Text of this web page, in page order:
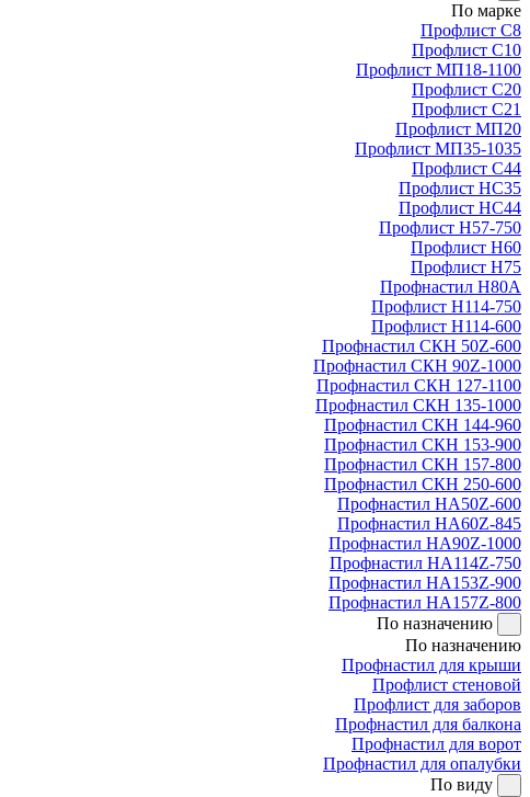
По марке
Профлист С8
Профлист С10
Профлист МП18-1100
Профлист С20
Профлист С21
Профлист МП20
Профлист МП35-1035
Профлист С44
Профлист НС35
Профлист НС44
Профлист Н57-750
Профлист Н60
Профлист Н75
Профнастил Н80А
Профлист Н114-750
Профлист Н114-600
Профнастил СКН 50Z-600
Профнастил СКН 90Z-1000
Профнастил СКН 127-1100
Профнастил СКН 135-1000
Профнастил СКН 144-960
Профнастил СКН 153-900
Профнастил СКН 157-800
Профнастил СКН 250-600
Профнастил НА50Z-600
Профнастил НА60Z-845
Профнастил НА90Z-1000
Профнастил НА114Z-750
Профнастил НА153Z-900
Профнастил НА157Z-800
По назначению
По назначению
Профнастил для крыши
Профлист стеновой
Профлист для заборов
Профнастил для балкона
Профнастил для ворот
Профнастил для опалубки
По виду